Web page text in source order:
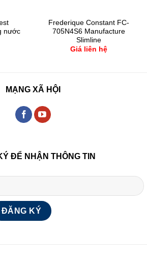
nước
Frederique Constant FC-
705N4S6 Manufacture
Slimline
Giá liên hệ
MẠNG XÃ HỘI
ĐỂ NHẬN THÔNG TIN